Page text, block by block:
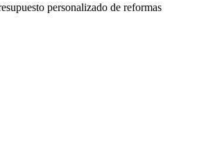
personalizado de reformas